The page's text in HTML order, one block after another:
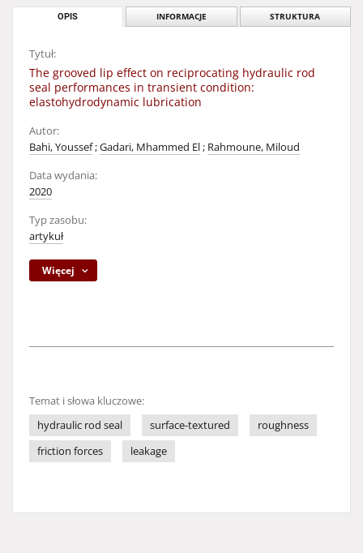
OPIS INFORMACJE STRUKTURA
Tytuł:
The grooved lip effect on reciprocating hydraulic rod
seal performances in transient condition:
elastohydrodynamic lubrication
Autor:
Bahi, Youssef;Gadari, Mhammed El; Rahmoune, Miloud
Data wydania:
2020
Typ zasobu:
artykuł
Więcej
Temat i słowa kluczowe:
hydraulic rod seal
surface-textured
roughness
friction forces
leakage